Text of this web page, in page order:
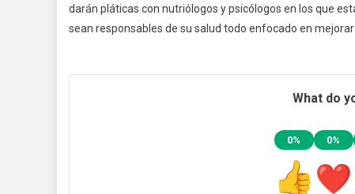
darán pláticas con nutriólogos y psicólogos en los que
sean responsables de su salud todo enfocado en
What do
0% 0%